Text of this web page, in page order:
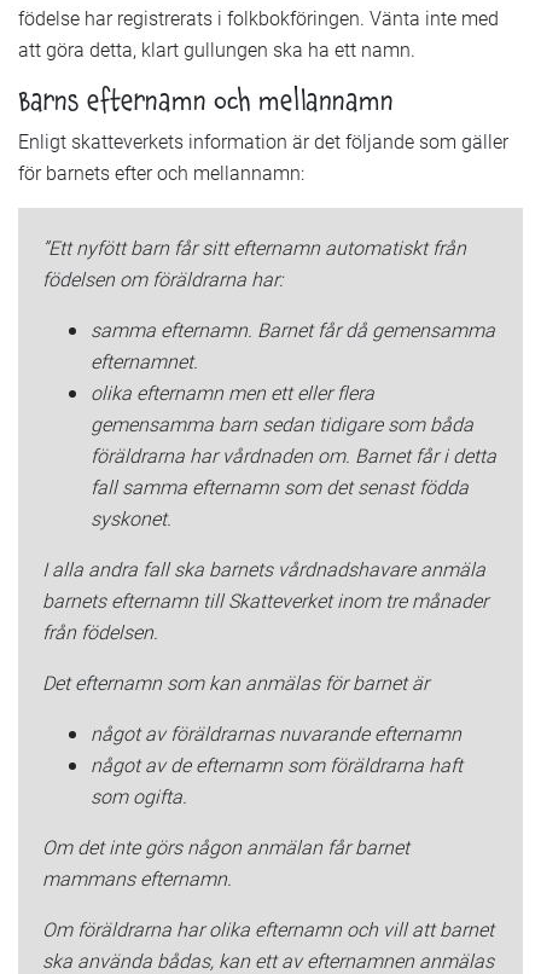
födelse har registrerats i folkbokföringen. Vänta inte med
att göra detta, klart gullungen ska ha ett namn.
Barns efternamn och mellannamn
Enligt skatteverkets information är det följande som gäller
för barnets efter och mellannamn:
”Ett nyfött barn får sitt efternamn automatiskt från
födelsen om föräldrarna har:
samma efternamn. Barnet får då gemensamma
efternamnet.
olika efternamn men ett eller flera
gemensamma barn sedan tidigare som båda
föräldrarna har vårdnaden om. Barnet får i detta
fall samma efternamn som det senast födda
syskonet.
I alla andra fall ska barnets vårdnadshavare anmäla
barnets efternamn till Skatteverket inom tre månader
från födelsen.
Det efternamn som kan anmälas för barnet är
något av föräldrarnas nuvarande efternamn
något av de efternamn som föräldrarna haft
som ogifta.
Om det inte görs någon anmälan får barnet
mammans efternamn.
Om föräldrarna har olika efternamn och vill att barnet
ska använda bådas, kan ett av efternamnen anmälas